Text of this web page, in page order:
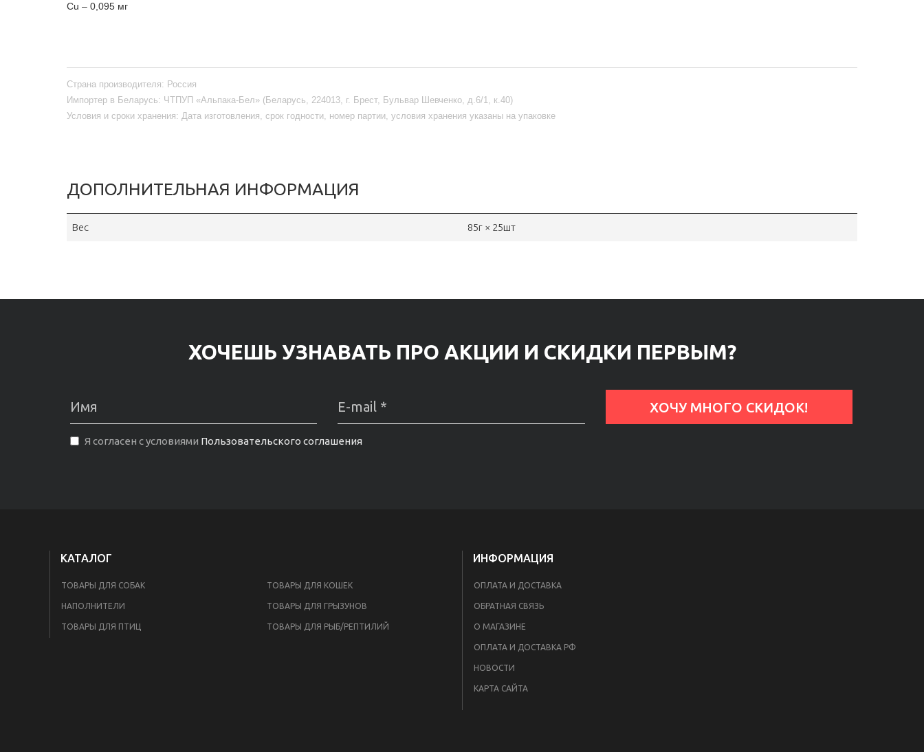
Cu – 0,095 мг
Страна производителя: Россия
Импортер в Беларусь: ЧТПУП «Альпака-Бел» (Беларусь, 224013, г. Брест, Бульвар Шевченко, д.6/1, к.40)
Условия и сроки хранения: Дата изготовления, срок годности, номер партии, условия хранения указаны на упаковке
ДОПОЛНИТЕЛЬНАЯ ИНФОРМАЦИЯ
Вес 85г × 25шт
ХОЧЕШЬ УЗНАВАТЬ ПРО АКЦИИ И СКИДКИ ПЕРВЫМ?
Я согласен с условиями Пользовательского соглашения
КАТАЛОГ
ТОВАРЫ ДЛЯ СОБАК ТОВАРЫ ДЛЯ КОШЕК
НАПОЛНИТЕЛИ ТОВАРЫ ДЛЯ ГРЫЗУНОВ
ТОВАРЫ ДЛЯ ПТИЦ ТОВАРЫ ДЛЯ РЫБ/РЕПТИЛИЙ
ИНФОРМАЦИЯ
ОПЛАТА И ДОСТАВКА
ОБРАТНАЯ СВЯЗЬ
О МАГАЗИНЕ
ОПЛАТА И ДОСТАВКА РФ
НОВОСТИ
КАРТА САЙТА